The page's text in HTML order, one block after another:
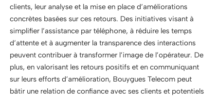
clients, leur analyse et la mise en place d’améliorations
concrètes basées sur ces retours. Des initiatives visant à
simplifier l’assistance par téléphone, à réduire les temps
d’attente et à augmenter la transparence des interactions
peuvent contribuer à transformer l’image de l’opérateur. De
plus, en valorisant les retours positifs et en communiquant
sur leurs efforts d’amélioration, Bouygues Telecom peut
bâtir une relation de confiance avec ses clients et potentiels